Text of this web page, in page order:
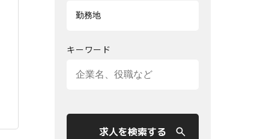
キーワード
求人を検索する